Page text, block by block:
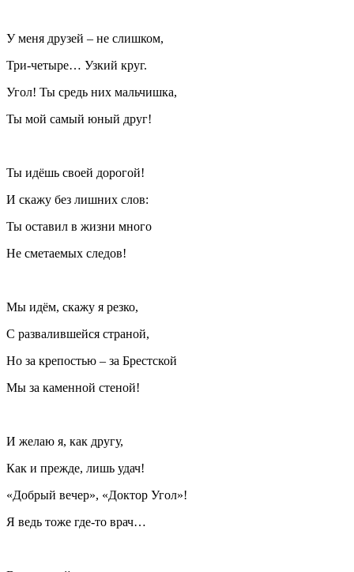
У меня друзей – не слишком,
Три-четыре… Узкий круг.
Угол! Ты средь них мальчишка,
Ты мой самый юный друг!
Ты идёшь своей дорогой!
И скажу без лишних слов:
Ты оставил в жизни много
Не сметаемых следов!
Мы идём, скажу я резко,
С развалившейся страной,
Но за крепостью – за Брестской
Мы за каменной стеной!
И желаю я, как другу,
Как и прежде, лишь удач!
«Добрый вечер», «Доктор Угол»!
Я ведь тоже где-то врач…